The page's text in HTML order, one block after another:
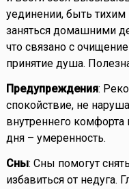
уединении, быть
заняться домашними
что связано с
принятие душа.
Предупреждения:
спокойствие, не
внутреннего
дня – умеренность.
Сны: Сны помогут
избавиться от недуга.